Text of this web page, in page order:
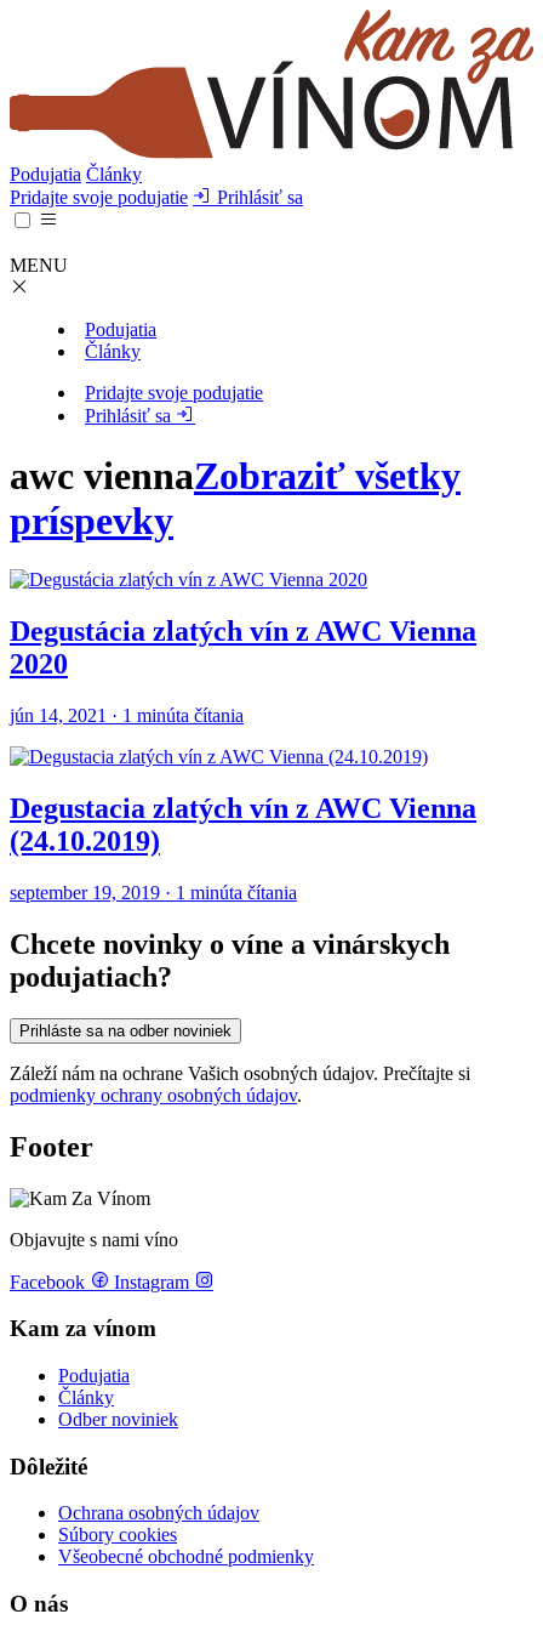
Podujatia Články
Pridajte svoje podujatie
Prihlásiť sa
MENU
Podujatia
Články
Pridajte svoje podujatie
Prihlásiť sa
awc viennaZobraziť všetky
príspevky
Degustácia zlatých vín z AWC Vienna
2020
jún 14, 2021 · 1 minúta čítania
Degustacia zlatých vín z AWC Vienna
(24.10.2019)
september 19, 2019 · 1 minúta čítania
Chcete novinky o víne a vinárskych
podujatiach?
Prihláste sa na odber noviniek
Záleží nám na ochrane Vašich osobných údajov. Prečítajte si
podmienky ochrany osobných údajov.
Footer
Objavujte s nami víno
Facebook Instagram
Kam za vínom
Podujatia
Články
Odber noviniek
Dôležité
Ochrana osobných údajov
Súbory cookies
Všeobecné obchodné podmienky
O nás